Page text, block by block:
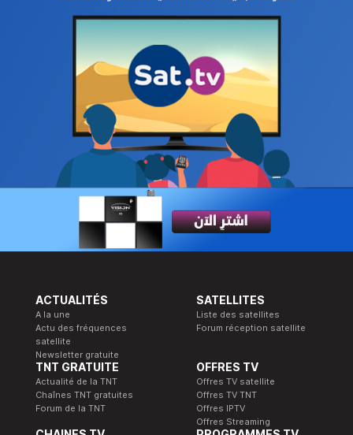
ACTUALITÉS
A la une
Actu des fréquences
satellite
Newsletter gratuite
SATELLITES
Liste des satellites
Forum réception satellite
TNT GRATUITE
Actualité de la TNT
Chaînes TNT gratuites
Forum de la TNT
OFFRES TV
Offres TV satellite
Offres TV TNT
Offres IPTV
Offres Streaming